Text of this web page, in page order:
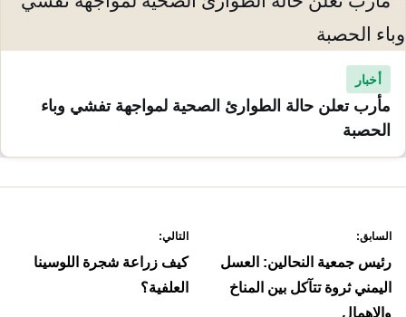
أخبار
مأرب تعلن حالة الطوارئ الصحية لمواجهة تفشي وباء
الحصبة
المقالات
السابق:
رئيس جمعية النحالين: العسل
اليمني ثروة تتآكل بين المناخ
والإهمال
التالي:
كيف زراعة شجرة اللوسينا
العلفية؟